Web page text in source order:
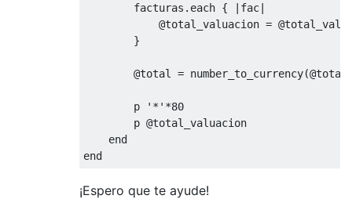
        facturas
. each { | fac|
@total_valuacion =
}
@total = number_to_currency(
        p
'*' *80
        p
@total_valuacion
end
end
¡Espero que te ayude!